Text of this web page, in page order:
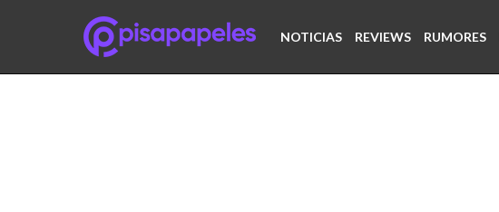
NOTICIAS REVIEWS RUMORES